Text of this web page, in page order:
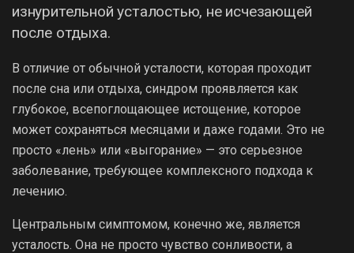
изнурительной усталостью, не исчезающей
после отдыха.
В отличие от обычной усталости, которая проходит
после сна или отдыха, синдром проявляется как
глубокое, всепоглощающее истощение, которое
может сохраняться месяцами и даже годами. Это не
просто «лень» или «выгорание» — это серьезное
заболевание, требующее комплексного подхода к
лечению.
Центральным симптомом, конечно же, является
усталость. Она не просто чувство сонливости, а